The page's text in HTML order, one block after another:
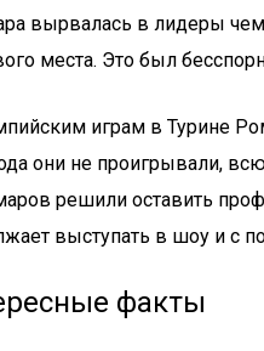
вырвалась в лидеры
места. Это был
играм в Турине
они не проигрывали,
решили оставить
выступать в шоу и с
факты